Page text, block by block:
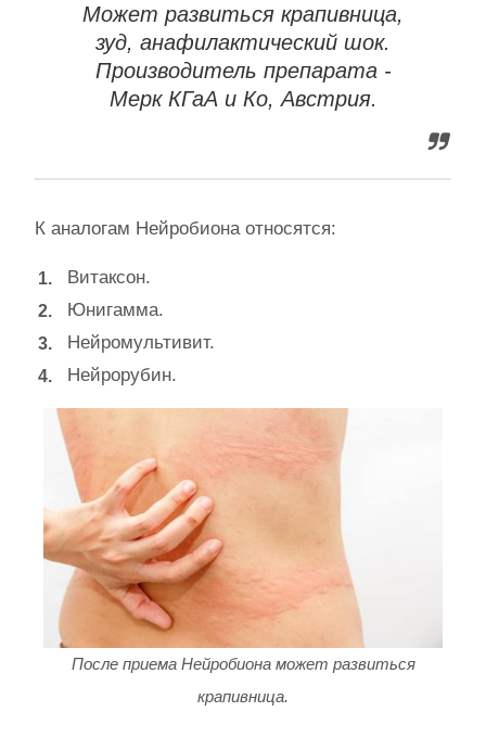
Может развиться крапивница,
зуд, анафилактический шок.
Производитель препарата -
Мерк КГаА и Ко, Австрия.
К аналогам Нейробиона относятся:
Витаксон.
Юнигамма.
Нейромультивит.
Нейрорубин.
После приема Нейробиона может развиться
крапивница.